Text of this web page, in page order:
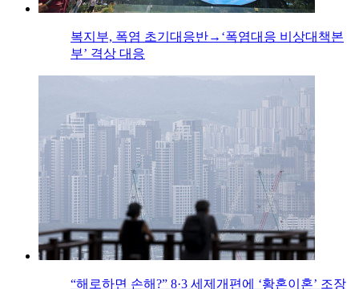
복지부, 폭염 초기대응반→‘폭염대응 비상대책본
부’ 격상 대응
“해로하면 손해?” 8·3 세제개편에 ‘황혼이혼’ 조장